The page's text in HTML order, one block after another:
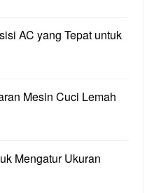
AC yang Tepat untuk
Mesin Cuci Lemah
Mengatur Ukuran